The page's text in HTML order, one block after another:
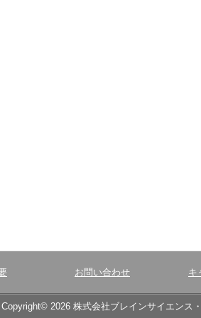
お問い合わせ キ
Copyright© 2026 株式会社ブレインサイエンス